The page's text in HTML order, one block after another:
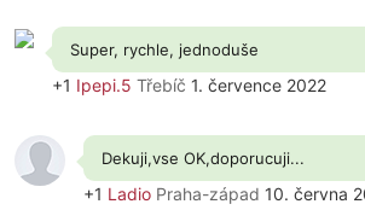
Super, rychle, jednoduše
+1 Ipepi.5 Třebíč 1. července 2022
Dekuji,vse OK,doporucuji...
+1 Ladio Praha-západ 10. června